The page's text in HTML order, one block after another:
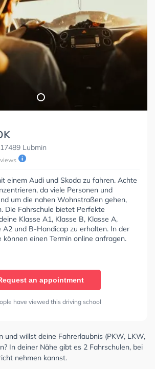
Lubmin
einem Audi und Skoda zu fahren. Achte
da viele Personen und
um die nahen Wohnstraßen gehen,
Die Fahrschule bietet Perfekte
Klasse A1, Klasse B, Klasse A,
A2 und B-Handicap zu erhalten. In der
können einen Termin online anfragen.
an appointment
have viewed this driving school
und willst deine Fahrerlaubnis (PKW, LKW,
In deiner Nähe gibt es 2 Fahrschulen, bei
nehmen kannst.